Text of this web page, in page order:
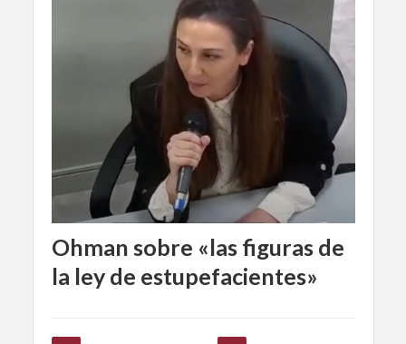
Ohman sobre «las figuras de
la ley de estupefacientes»